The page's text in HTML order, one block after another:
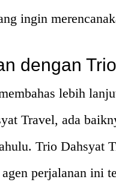
ingin
dengan
lebih
Travel, ada
Trio Dahsyat
perjalanan ini